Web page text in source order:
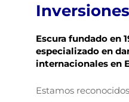
Escura fundado en
especializado en
internacionales en
Estamos